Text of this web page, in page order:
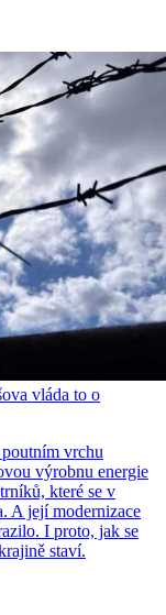
vláda to o
vrchu
výrobnu energie
které se v
A její modernizace
I proto, jak se
staví.